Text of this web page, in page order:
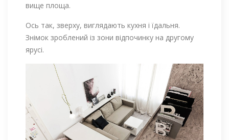
вище площа.
Ось так, зверху, виглядають кухня і їдальня.
Знімок зроблений із зони відпочинку на другому
ярусі.